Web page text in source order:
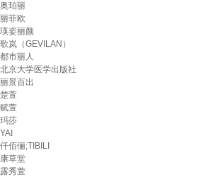
奥珀丽
丽菲欧
瑛姿丽颜
歌岚（GEVILAN）
都市丽人
北京大学医学出版社
丽景百出
楚萱
赋萱
玛莎
YAI
仟佰俪;TIBILI
康草堂
露秀萱